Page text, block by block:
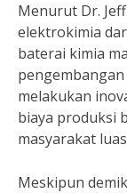
Menurut Dr.
elektrokimia
baterai kimia
melakukan
biaya produksi
masyarakat
Meskipun